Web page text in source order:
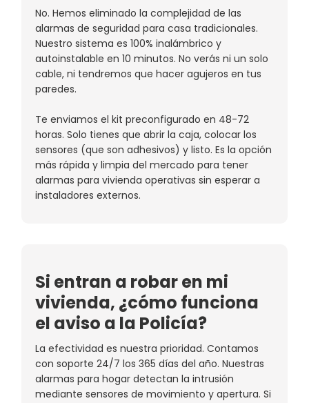
No. Hemos eliminado la complejidad de las
alarmas de seguridad para casa tradicionales.
Nuestro sistema es 100% inalámbrico y
autoinstalable en 10 minutos. No verás ni un solo
cable, ni tendremos que hacer agujeros en tus
paredes.
Te enviamos el kit preconfigurado en 48-72
horas. Solo tienes que abrir la caja, colocar los
sensores (que son adhesivos) y listo. Es la opción
más rápida y limpia del mercado para tener
alarmas para vivienda operativas sin esperar a
instaladores externos.
Si entran a robar en mi
vivienda, ¿cómo funciona
el aviso a la Policía?
La efectividad es nuestra prioridad. Contamos
con soporte 24/7 los 365 días del año. Nuestras
alarmas para hogar detectan la intrusión
mediante sensores de movimiento y apertura. Si